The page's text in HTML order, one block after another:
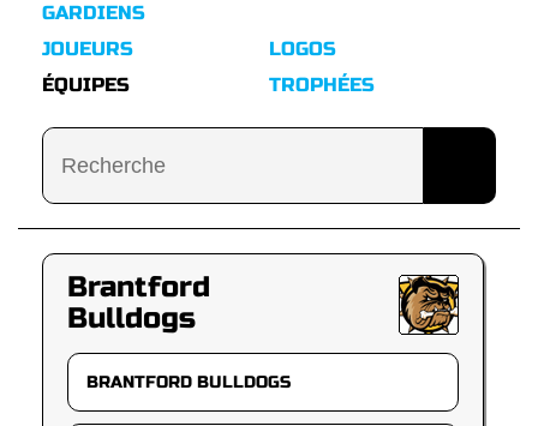
GARDIENS
JOUEURS
ÉQUIPES
LOGOS
TROPHÉES
Brantford
Bulldogs